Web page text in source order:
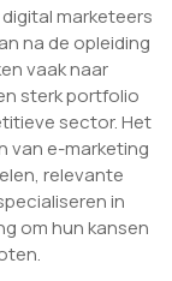
marketeers
na de opleiding
vaak naar
sterk portfolio
sector. Het
van e-marketing
relevante
in
om hun kansen